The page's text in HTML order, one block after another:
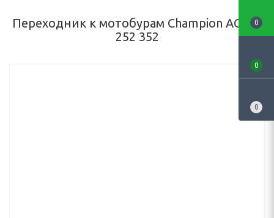
Переходник к мотобурам Champion AG243
252 352
0
0
0